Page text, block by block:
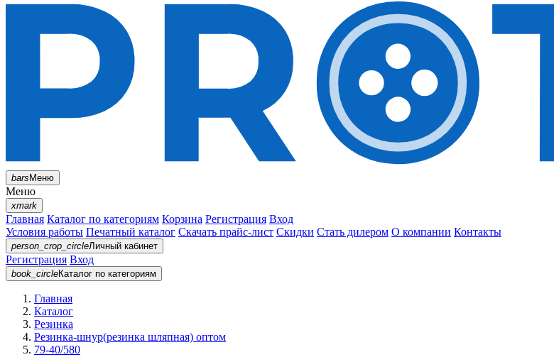
barsМеню
Меню
xmark
Главная Каталог по категориям Корзина Регистрация Вход
Условия работы Печатный каталог Скачать прайс-лист Скидки Стать дилером О компании Контакты
person_crop_circleЛичный кабинет
Регистрация Вход
book_circleКаталог по категориям
Главная
Каталог
Резинка
Резинка-шнур(резинка шляпная) оптом
79-40/580